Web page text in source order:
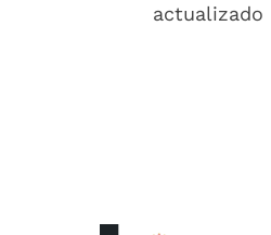
actualizado